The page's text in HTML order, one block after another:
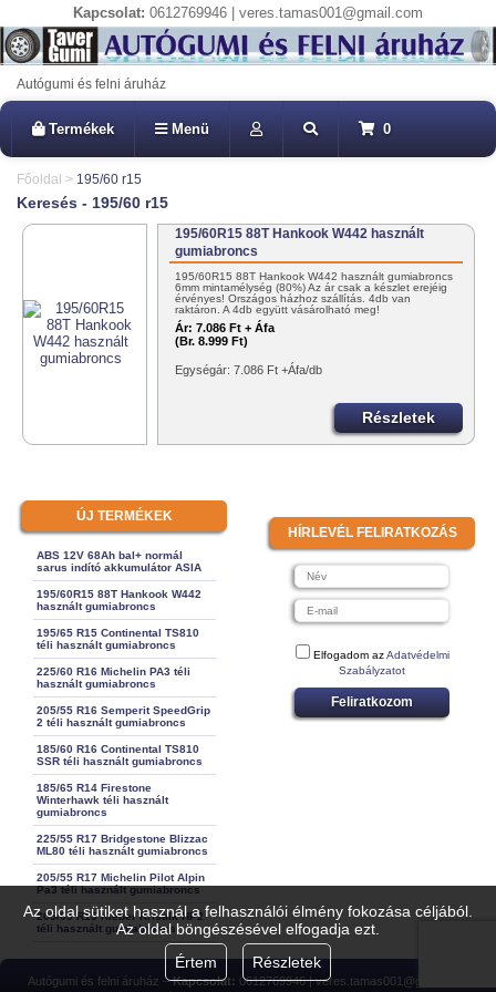
Az oldal sütiket használ a felhasználói élmény fokozása céljából.
Az oldal böngészésével elfogadja ezt.
Értem
Részletek
Kapcsolat: 0612769946 | veres.tamas001@gmail.com
Autógumi és felni áruház
Termékek Menü 0
Főoldal > 195/60 r15
Keresés - 195/60 r15
195/60R15 88T Hankook W442 használt
gumiabroncs
195/60R15 88T Hankook W442 használt gumiabroncs
6mm mintamélység (80%) Az ár csak a készlet erejéig
érvényes! Országos házhoz szállítás. 4db van
raktáron. A 4db együtt vásárolható meg!
Ár: 7.086 Ft + Áfa
(Br. 8.999 Ft)
Egységár: 7.086 Ft +Áfa/db
Részletek
ÚJ TERMÉKEK
ABS 12V 68Ah bal+ normál
sarus indító akkumulátor ASIA
195/60R15 88T Hankook W442
használt gumiabroncs
195/65 R15 Continental TS810
téli használt gumiabroncs
225/60 R16 Michelin PA3 téli
használt gumiabroncs
205/55 R16 Semperit SpeedGrip
2 téli használt gumiabroncs
185/60 R16 Continental TS810
SSR téli használt gumiabroncs
185/65 R14 Firestone
Winterhawk téli használt
gumiabroncs
225/55 R17 Bridgestone Blizzac
ML80 téli használt gumiabroncs
205/55 R17 Michelin Pilot Alpin
Pa3 téli használt gumiabroncs
205/65 R15 Kleber Krisalk HP2
téli használt gumiabroncs
HÍRLEVÉL FELIRATKOZÁS
Elfogadom azAdatvédelmi
Szabályzatot
Feliratkozom
Autógumi és felni áruház –Kapcsolat: 0612769946 | veres.tamas001@gmail.com